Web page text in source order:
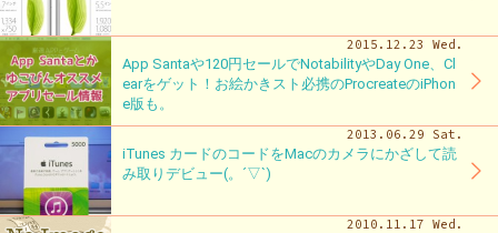
2015.12.23 Wed.
App Santaや120円セールでNotabilityやDay One、Cl
earをゲット！お絵かきスト必携のProcreateのiPhon
e版も。
2013.06.29 Sat.
iTunes カードのコードをMacのカメラにかざして読
み取りデビュー(。´▽`)
2010.11.17 Wed.